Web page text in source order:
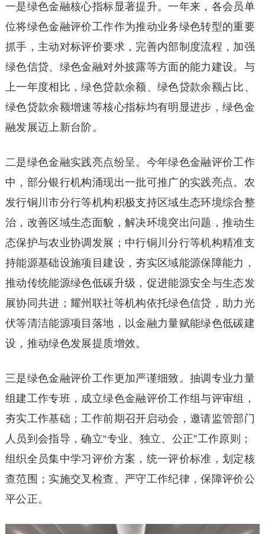
一是绿色金融核心指标显著提升。一年来，各会员单
位将绿色金融评价工作作为推动业务绿色转型的重要
抓手，主动对标评价要求，完善内部制度流程，加强
绿色信贷、绿色金融对外披露等方面的能力建设。与
上一年度相比，绿色贷款余额、绿色贷款余额占比、
绿色贷款余额增速等核心指标均有明显进步，绿色金
融发展迈上新台阶。
二是绿色金融实践亮点纷呈。今年绿色金融评价工作
中，部分银行机构涌现出一批可推广的实践亮点。农
发行铜川市分行等机构积极支持区域生态环境综合整
治，改善区域生态面貌，解决环境突出问题，推动生
态保护与农业协调发展；中行铜川分行等机构精准支
持能源基础设施项目建设，夯实区域能源保障能力，
推动传统能源绿色低碳升级，促进能源安全与生态发
展协同共进；耀州联社等机构依托绿色信贷，助力光
伏等清洁能源项目落地，以金融力量赋能绿色低碳建
设，推动绿色发展提质增效。
三是绿色金融评价工作更加严谨细致。抽调专业力量
组建工作专班，成立绿色金融评价工作组与评审组，
夯实工作基础；工作前期召开启动会，邀请监管部门
人员到会指导，确立“专业、独立、公正”工作原则；
组织全员集中学习评价方案，统一评价标准，划定核
查范围；实施交叉检查、严守工作纪律，保障评价公
平公正。